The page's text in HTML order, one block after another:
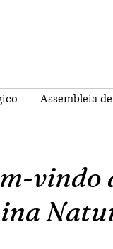
Assembleia
vindo